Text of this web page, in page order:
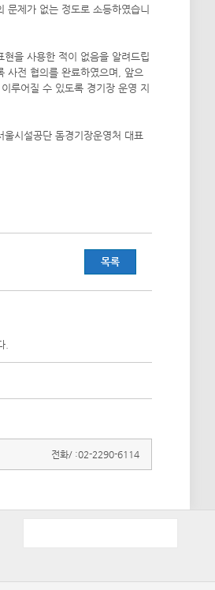
문제가 없는 정도로 소등하였습니
현을 사용한 적이 없음을 알려드립
사전 협의를 완료하였으며, 앞으
루어질 수 있도록 경기장 운영 지
시설공단 돔경기장운영처 대표
목록
.
전화/ :02-2290-6114